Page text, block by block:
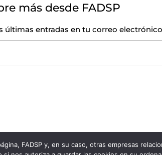
más desde FADSP
últimas entradas en tu correo
|Política de Cookies
FADSP y, en su caso, otras empresas